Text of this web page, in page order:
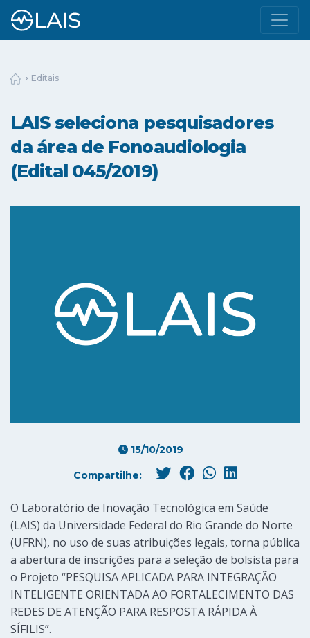
Editais
LAIS seleciona pesquisadores
da área de Fonoaudiologia
(Edital 045/2019)
15/10/2019
Compartilhe:
O Laboratório de Inovação Tecnológica em Saúde
(LAIS) da Universidade Federal do Rio Grande do Norte
(UFRN), no uso de suas atribuições legais, torna pública
a abertura de inscrições para a seleção de bolsista para
o Projeto “PESQUISA APLICADA PARA INTEGRAÇÃO
INTELIGENTE ORIENTADA AO FORTALECIMENTO DAS
REDES DE ATENÇÃO PARA RESPOSTA RÁPIDA À
SÍFILIS”.